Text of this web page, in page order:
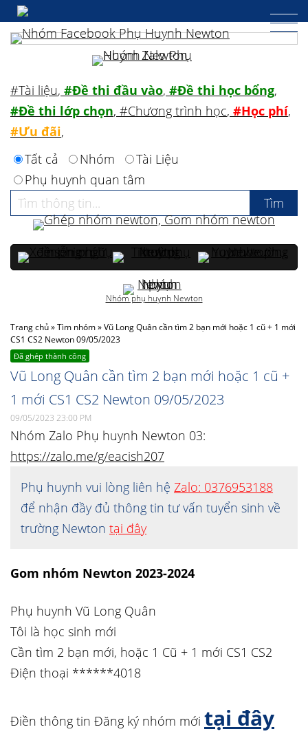
Trang chủ»Tìm nhóm»Vũ Long Quân cần tìm 2 bạn mới hoặc 1 cũ + 1 mới
CS1 CS2 Newton 09/05/2023
Đã ghép thành công
Vũ Long Quân cần tìm 2 bạn mới hoặc 1 cũ +
1 mới CS1 CS2 Newton 09/05/2023
09/05/2023 23:00 PM
Nhóm Zalo Phụ huynh Newton 03:
https://zalo.me/g/eacish207
Phụ huynh vui lòng liên hệ Zalo: 0376953188
để nhận đầy đủ thông tin tư vấn tuyển sinh về
trường Newton tại đây
Gom nhóm Newton 2023-2024
Phụ huynh Vũ Long Quân
Tôi là học sinh mới
Cần tìm 2 bạn mới, hoặc 1 Cũ + 1 mới CS1 CS2
Điện thoại ******4018
Điền thông tin Đăng ký nhóm mới tại đây
#Tài liệu, #Đề thi đầu vào, #Đề thi học bổng,
#Đề thi lớp chọn, #Chương trình học, #Học phí,
#Ưu đãi,
Tất cả
Nhóm
Tài Liệu
Phụ huynh quan tâm
Nhóm phụ huynh Newton